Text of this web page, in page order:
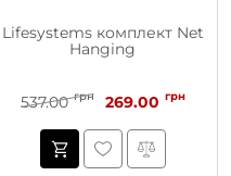
Lifesystems комплект Net
Hanging
537.00 грн 269.00 грн